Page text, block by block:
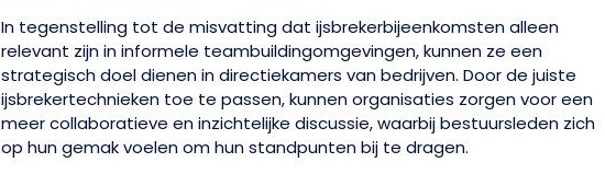
In tegenstelling tot de misvatting dat ijsbrekerbijeenkomsten alleen
relevant zijn in informele teambuildingomgevingen, kunnen ze een
strategisch doel dienen in directiekamers van bedrijven. Door de juiste
ijsbrekertechnieken toe te passen, kunnen organisaties zorgen voor een
meer collaboratieve en inzichtelijke discussie, waarbij bestuursleden zich
op hun gemak voelen om hun standpunten bij te dragen.